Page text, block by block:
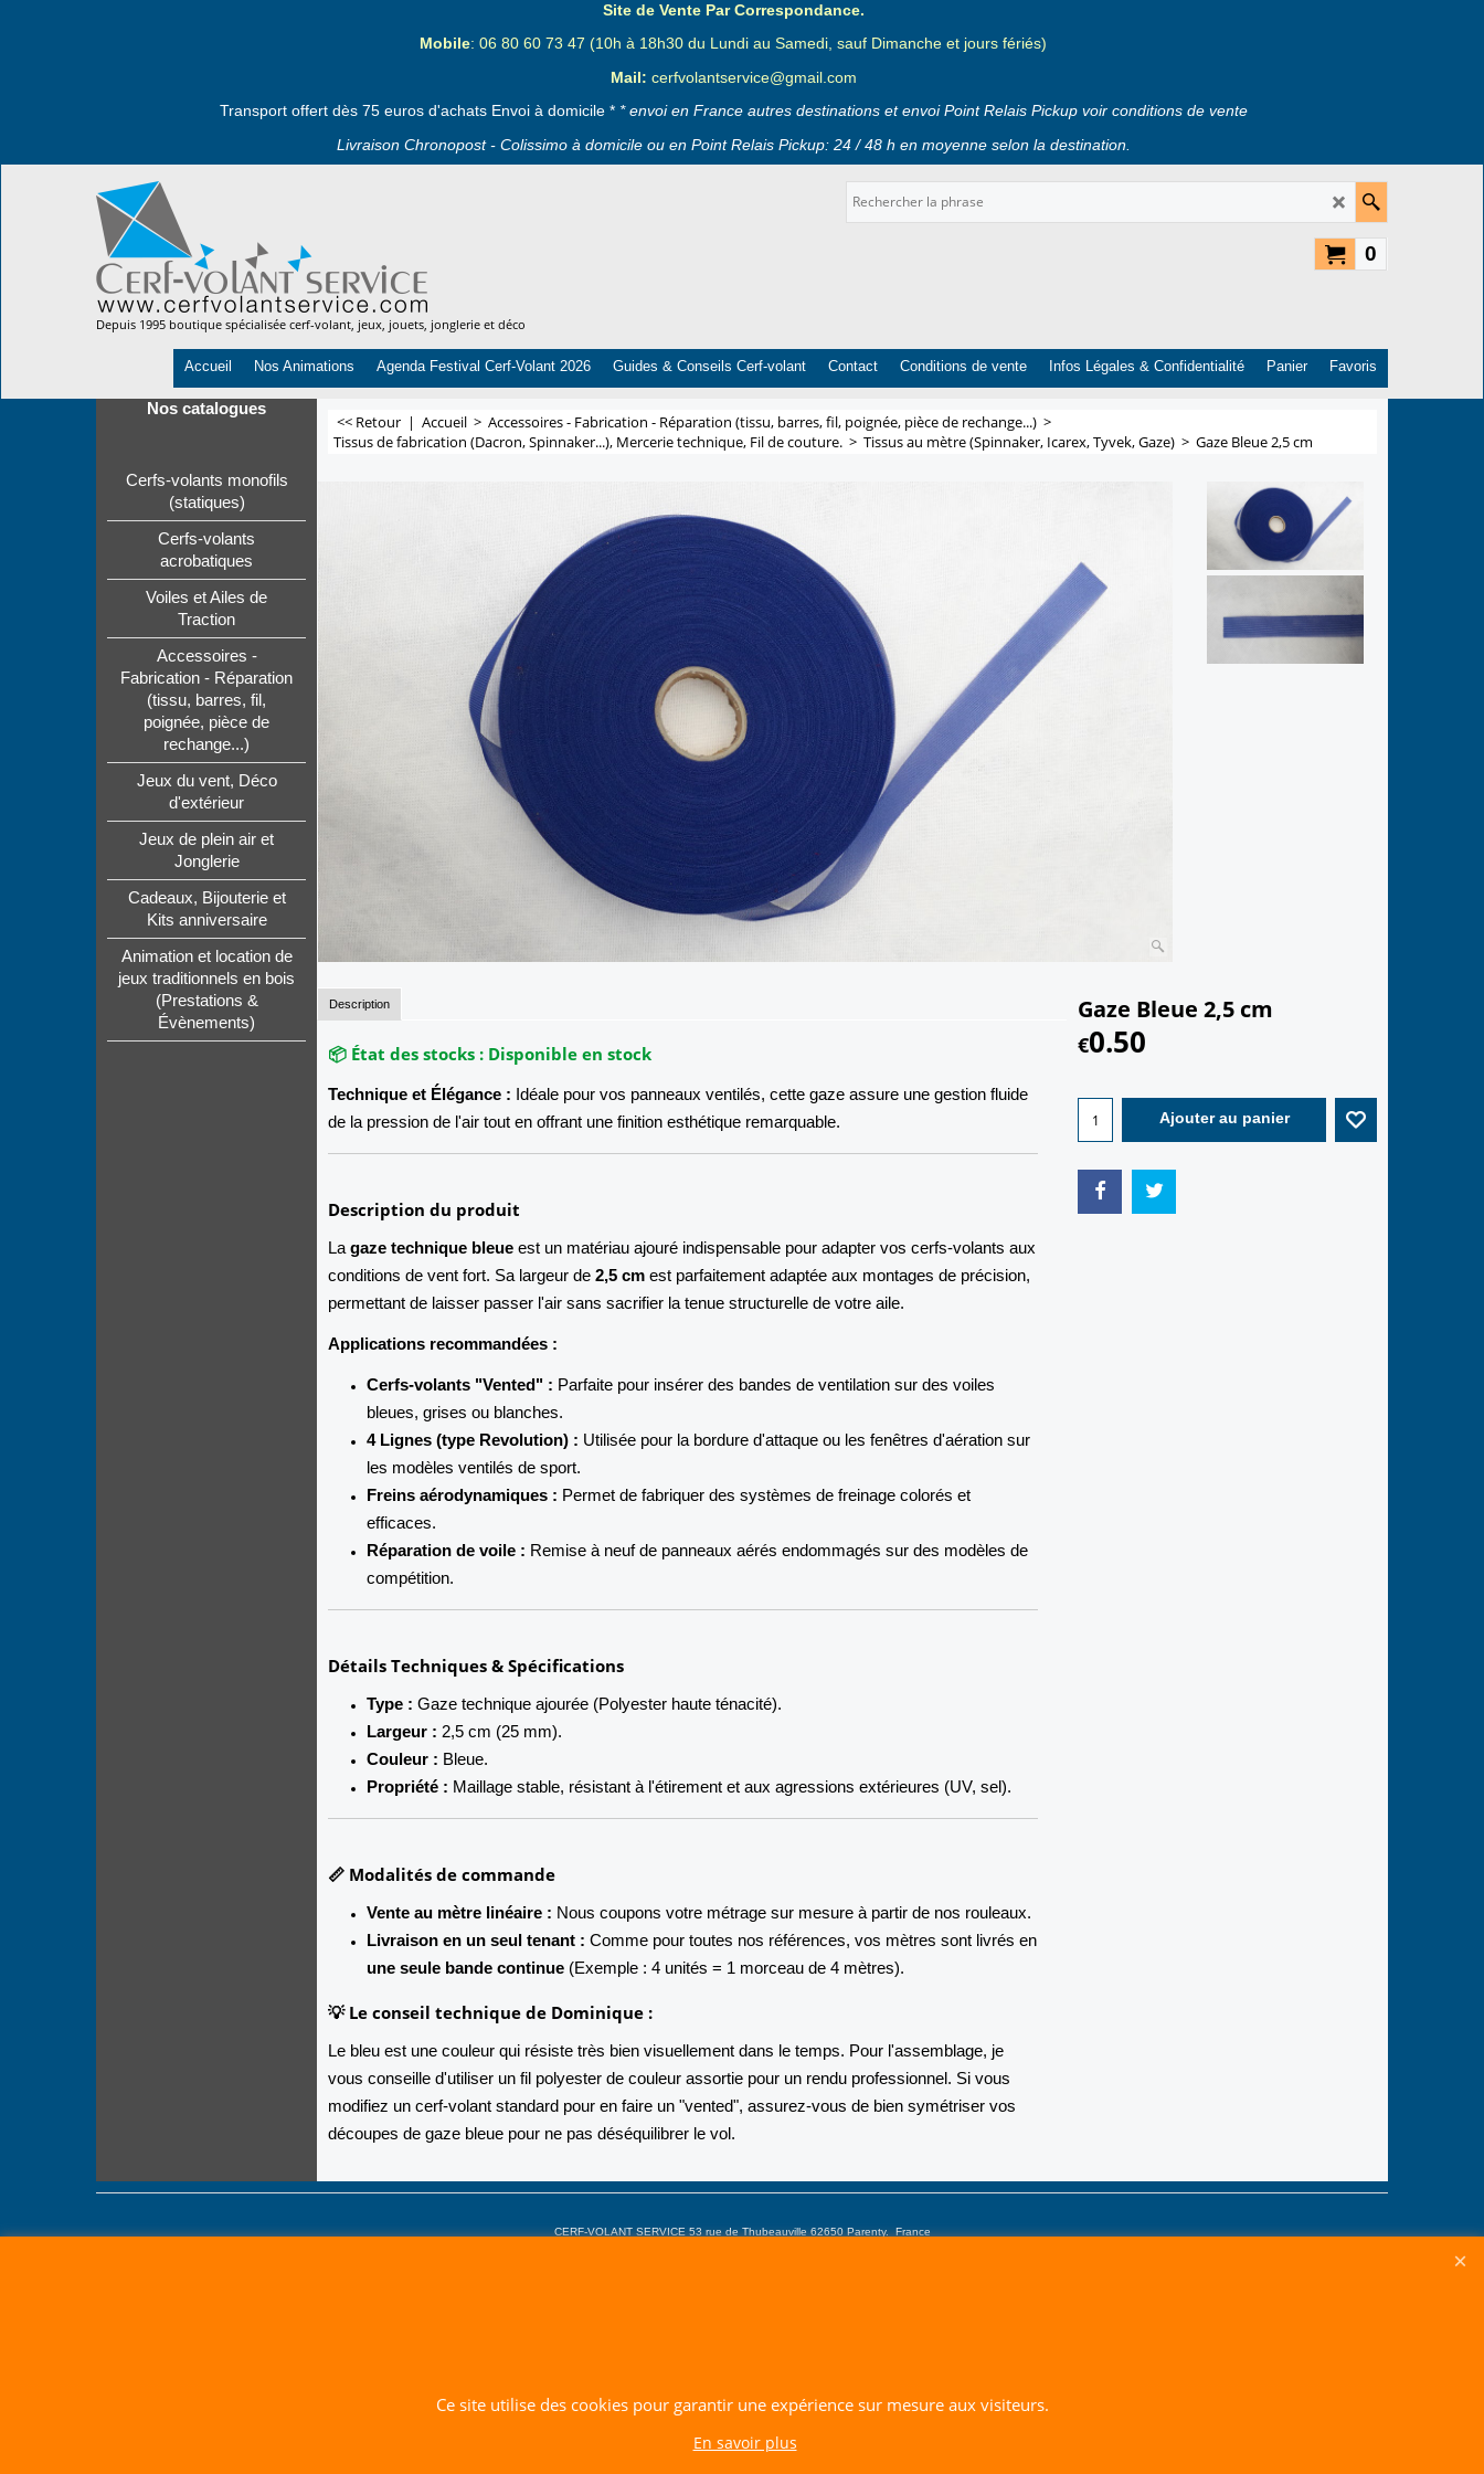
Site de Vente Par Correspondance.
Mobile: 06 80 60 73 47 (10h à 18h30 du Lundi au Samedi, sauf Dimanche et jours fériés)
Mail: cerfvolantservice@gmail.com
Transport offert dès 75 euros d'achats Envoi à domicile * * envoi en France autres destinations et envoi Point Relais Pickup voir conditions de vente
Livraison Chronopost - Colissimo à domicile ou en Point Relais Pickup: 24 / 48 h en moyenne selon la destination.
Depuis 1995 boutique spécialisée cerf-volant, jeux, jouets, jonglerie et déco
0
Accueil Nos Animations Agenda Festival Cerf-Volant 2026 Guides & Conseils Cerf-volant Contact Conditions de vente Infos Légales & Confidentialité Panier Favoris
Nos catalogues
Cerfs-volants monofils
(statiques)
Cerfs-volants
acrobatiques
Voiles et Ailes de
Traction
Accessoires -
Fabrication - Réparation
(tissu, barres, fil,
poignée, pièce de
rechange...)
Jeux du vent, Déco
d'extérieur
Jeux de plein air et
Jonglerie
Cadeaux, Bijouterie et
Kits anniversaire
Animation et location de
jeux traditionnels en bois
(Prestations &
Évènements)
<< Retour | Accueil > Accessoires - Fabrication - Réparation (tissu, barres, fil, poignée, pièce de rechange...) >
Tissus de fabrication (Dacron, Spinnaker...), Mercerie technique, Fil de couture. > Tissus au mètre (Spinnaker, Icarex, Tyvek, Gaze) > Gaze Bleue 2,5 cm
Gaze Bleue 2,5 cm
€0.50
Ajouter au panier
Description
📦 État des stocks : Disponible en stock
Technique et Élégance : Idéale pour vos panneaux ventilés, cette gaze assure une gestion fluide
de la pression de l'air tout en offrant une finition esthétique remarquable.
Description du produit
La gaze technique bleue est un matériau ajouré indispensable pour adapter vos cerfs-volants aux
conditions de vent fort. Sa largeur de 2,5 cm est parfaitement adaptée aux montages de précision,
permettant de laisser passer l'air sans sacrifier la tenue structurelle de votre aile.
Applications recommandées :
Cerfs-volants "Vented" : Parfaite pour insérer des bandes de ventilation sur des voiles
bleues, grises ou blanches.
4 Lignes (type Revolution) : Utilisée pour la bordure d'attaque ou les fenêtres d'aération sur
les modèles ventilés de sport.
Freins aérodynamiques : Permet de fabriquer des systèmes de freinage colorés et
efficaces.
Réparation de voile : Remise à neuf de panneaux aérés endommagés sur des modèles de
compétition.
Détails Techniques & Spécifications
Type : Gaze technique ajourée (Polyester haute ténacité).
Largeur : 2,5 cm (25 mm).
Couleur : Bleue.
Propriété : Maillage stable, résistant à l'étirement et aux agressions extérieures (UV, sel).
📏 Modalités de commande
Vente au mètre linéaire : Nous coupons votre métrage sur mesure à partir de nos rouleaux.
Livraison en un seul tenant : Comme pour toutes nos références, vos mètres sont livrés en
une seule bande continue (Exemple : 4 unités = 1 morceau de 4 mètres).
💡 Le conseil technique de Dominique :
Le bleu est une couleur qui résiste très bien visuellement dans le temps. Pour l'assemblage, je
vous conseille d'utiliser un fil polyester de couleur assortie pour un rendu professionnel. Si vous
modifiez un cerf-volant standard pour en faire un "vented", assurez-vous de bien symétriser vos
découpes de gaze bleue pour ne pas déséquilibrer le vol.
CERF-VOLANT SERVICE 53 rue de Thubeauville 62650 Parenty. France
Boutique en ligne créés avec le logiciel eCommerce ShopFactory
Ce site utilise des cookies pour garantir une expérience sur mesure aux visiteurs.
En savoir plus